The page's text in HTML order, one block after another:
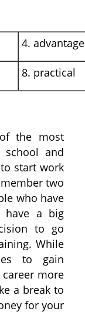
4. advantage
8. practical
the most
and
start work
two
who have
have a big
to go
While
to gain
more
a break to
for your